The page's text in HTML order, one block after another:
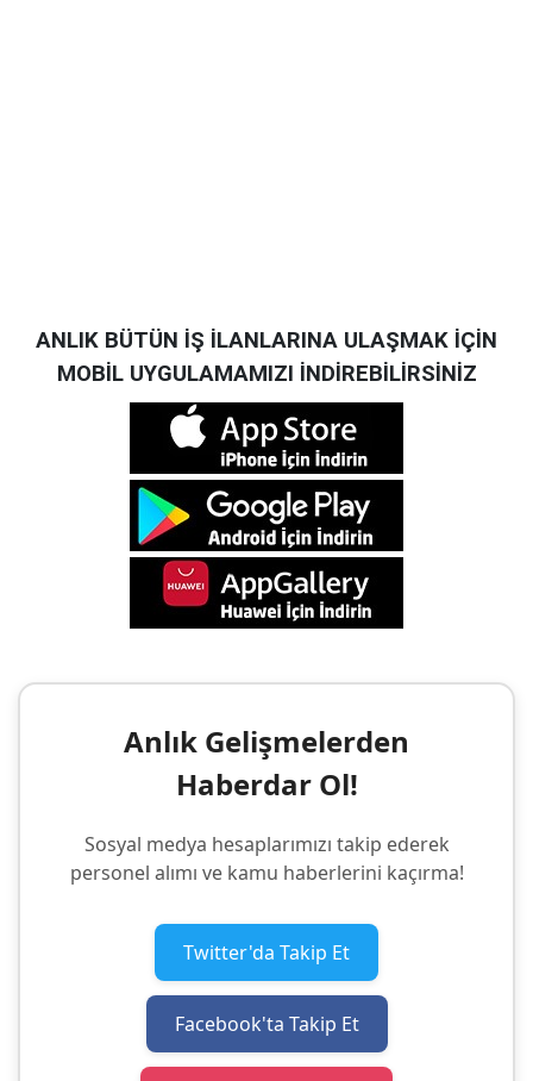
ANLIK BÜTÜN İŞ İLANLARINA ULAŞMAK İÇİN
MOBİL UYGULAMAMIZI İNDİREBİLİRSİNİZ
Anlık Gelişmelerden
Haberdar Ol!
Sosyal medya hesaplarımızı takip ederek
personel alımı ve kamu haberlerini kaçırma!
Twitter'da Takip Et
Facebook'ta Takip Et